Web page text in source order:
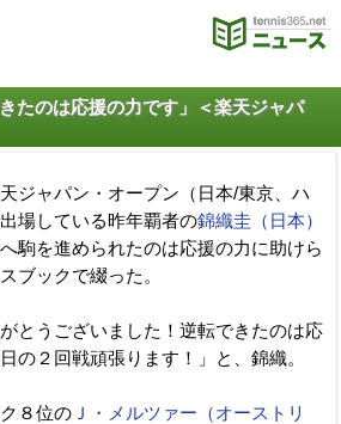
たのは応援の力です」＜楽天ジャパ
ジャパン・オープン（日本/東京、ハ
場している昨年覇者の錦織圭（日本）
駒を進められたのは応援の力に助けら
ブックで綴った。
とうございました！逆転できたのは応
の２回戦頑張ります！」と、錦織。
８位の Ｊ・メルツァー（オーストリ